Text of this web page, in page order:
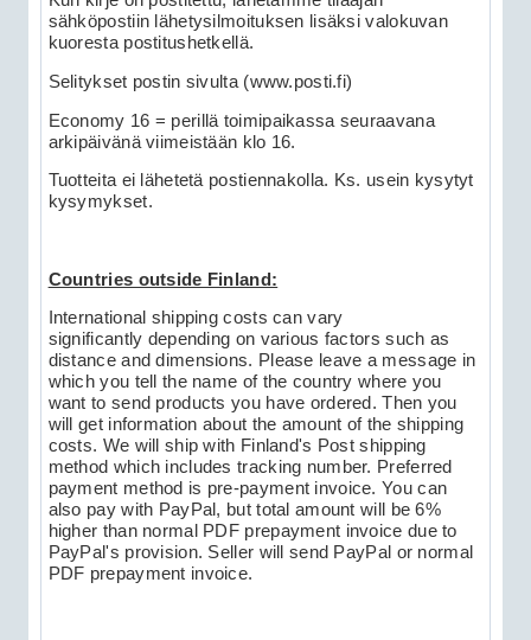
sähköpostiin lähetysilmoituksen lisäksi valokuvan
kuoresta postitushetkellä.
Selitykset postin sivulta (www.posti.fi)
Economy 16 = perillä toimipaikassa seuraavana
arkipäivänä viimeistään klo 16.
Tuotteita ei lähetetä postiennakolla. Ks. usein kysytyt
kysymykset.
Countries outside Finland:
International shipping costs can vary
significantly depending on various factors such as
distance and dimensions. Please leave a message in
which you tell the name of the country where you
want to send products you have ordered. Then you
will get information about the amount of the shipping
costs. We will ship with Finland's Post shipping
method which includes tracking number. Preferred
payment method is pre-payment invoice. You can
also pay with PayPal, but total amount will be 6%
higher than normal PDF prepayment invoice due to
PayPal's provision. Seller will send PayPal or normal
PDF prepayment invoice.